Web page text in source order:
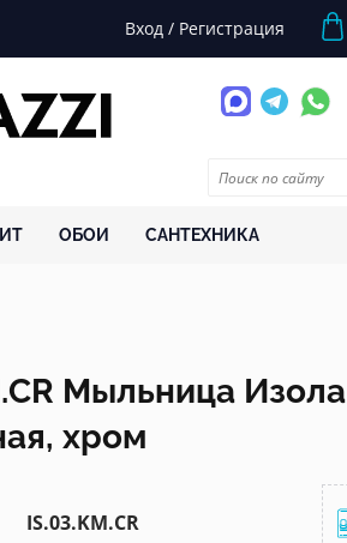
Вход / Регистрация
ОБОИ САНТЕХНИКА
Мыльница Изола
хром
IS.03.KM.CR